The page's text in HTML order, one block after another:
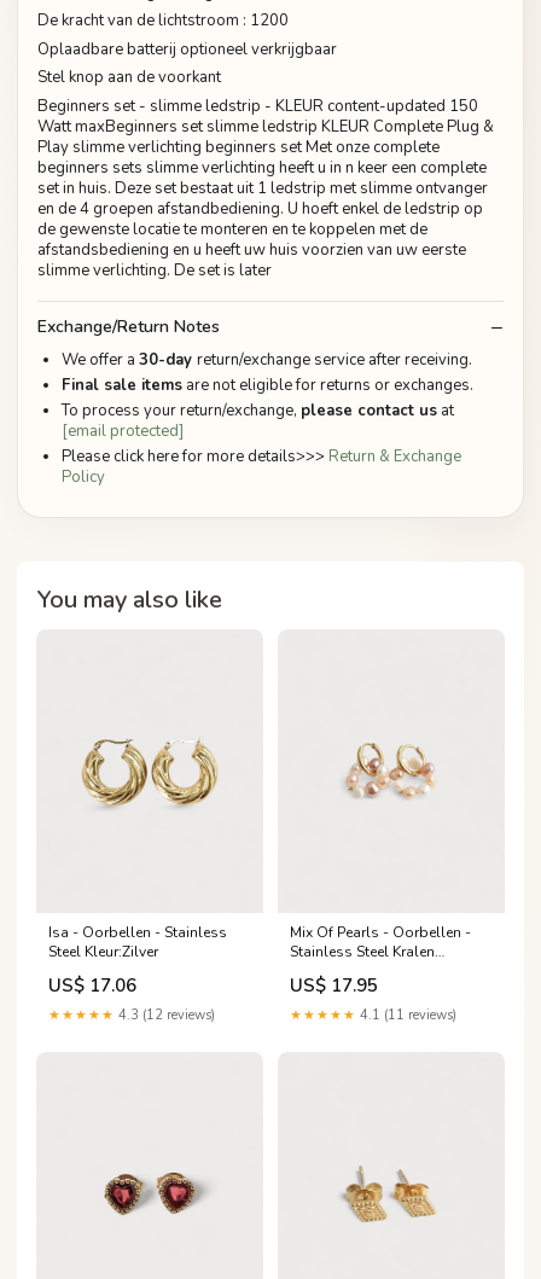
De kracht van de lichtstroom : 1200
Oplaadbare batterij optioneel verkrijgbaar
Stel knop aan de voorkant
Beginners set - slimme ledstrip - KLEUR content-updated 150
Watt maxBeginners set slimme ledstrip KLEUR Complete Plug &
Play slimme verlichting beginners set Met onze complete
beginners sets slimme verlichting heeft u in n keer een complete
set in huis. Deze set bestaat uit 1 ledstrip met slimme ontvanger
en de 4 groepen afstandbediening. U hoeft enkel de ledstrip op
de gewenste locatie te monteren en te koppelen met de
afstandsbediening en u heeft uw huis voorzien van uw eerste
slimme verlichting. De set is later
Exchange/Return Notes
We offer a 30-day return/exchange service after receiving.
Final sale items are not eligible for returns or exchanges.
To process your return/exchange, please contact us at
[email protected]
Please click here for more details>>> Return & Exchange
Policy
You may also like
Isa - Oorbellen - Stainless
Steel Kleur:Zilver
US$ 17.06
★★★★★ 4.3 (12 reviews)
Mix Of Pearls - Oorbellen -
Stainless Steel Kralen
kettingen
US$ 17.95
★★★★★ 4.1 (11 reviews)